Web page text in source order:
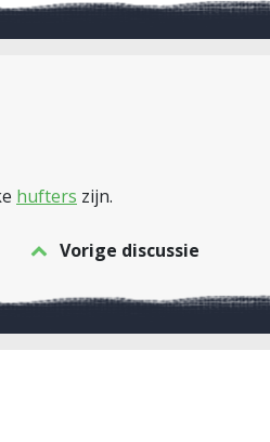
hufters zijn.
Vorige discussie